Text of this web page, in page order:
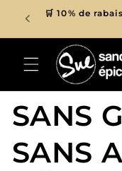
passer
contenu
150$ 🛒 10% de
SANS
SANS